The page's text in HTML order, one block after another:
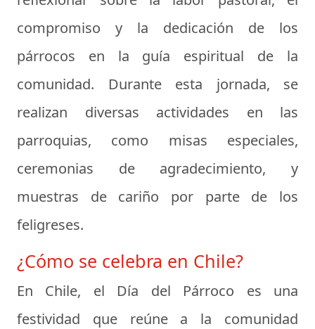
compromiso y la dedicación de los
párrocos en la guía espiritual de la
comunidad. Durante esta jornada, se
realizan diversas actividades en las
parroquias, como misas especiales,
ceremonias de agradecimiento, y
muestras de cariño por parte de los
feligreses.
¿Cómo se celebra en Chile?
En Chile, el Día del Párroco es una
festividad que reúne a la comunidad